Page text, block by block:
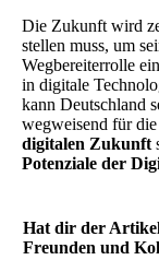
Die Zukunft wird
stellen muss, um
Wegbereiterrolle
in digitale
kann Deutschland
wegweisend für
digitalen Zukunft
Potenziale der
Hat dir der
Freunden und